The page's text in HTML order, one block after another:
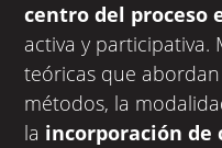
centro del proceso
activa y participativa.
teóricas que
métodos, la
la incorporación de